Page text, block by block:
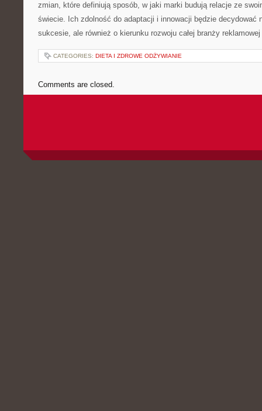
zmian, które definiują sposób, w jaki marki budują relacje ze
świecie. Ich zdolność do adaptacji i innowacji będzie decydować
sukcesie, ale również o kierunku rozwoju całej branży
CATEGORIES: DIETA I ZDROWE ODŻYWIANIE
Comments are closed.